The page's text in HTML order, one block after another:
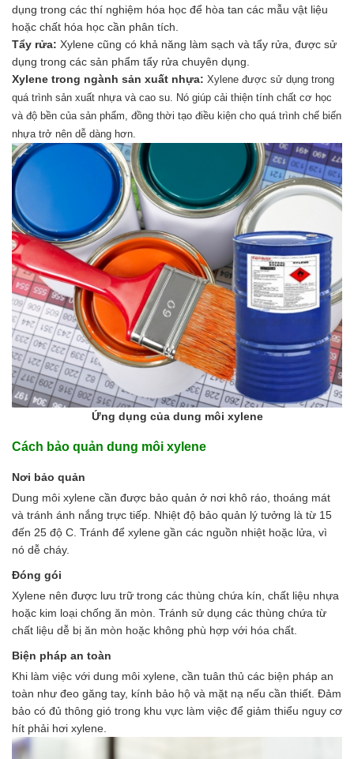
dụng trong các thí nghiệm hóa học để hòa tan các mẫu vật liệu
hoặc chất hóa học cần phân tích.
Tẩy rửa: Xylene cũng có khả năng làm sạch và tẩy rửa, được sử
dụng trong các sản phẩm tẩy rửa chuyên dụng.
Xylene trong ngành sản xuất nhựa: Xylene được sử dụng trong
quá trình sản xuất nhựa và cao su. Nó giúp cải thiện tính chất cơ học
và độ bền của sản phẩm, đồng thời tạo điều kiện cho quá trình chế biến
nhựa trở nên dễ dàng hơn.
Ứng dụng của dung môi xylene
Cách bảo quản dung môi xylene
Nơi bảo quản
Dung môi xylene cần được bảo quản ở nơi khô ráo, thoáng mát
và tránh ánh nắng trực tiếp. Nhiệt độ bảo quản lý tưởng là từ 15
đến 25 độ C. Tránh để xylene gần các nguồn nhiệt hoặc lửa, vì
nó dễ cháy.
Đóng gói
Xylene nên được lưu trữ trong các thùng chứa kín, chất liệu nhựa
hoặc kim loại chống ăn mòn. Tránh sử dụng các thùng chứa từ
chất liệu dễ bị ăn mòn hoặc không phù hợp với hóa chất.
Biện pháp an toàn
Khi làm việc với dung môi xylene, cần tuân thủ các biện pháp an
toàn như đeo găng tay, kính bảo hộ và mặt nạ nếu cần thiết. Đảm
bảo có đủ thông gió trong khu vực làm việc để giảm thiểu nguy cơ
hít phải hơi xylene.